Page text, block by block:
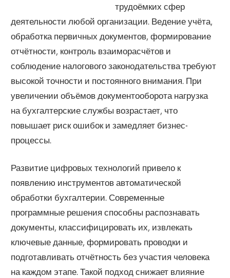
трудоёмких сфер
деятельности любой организации. Ведение учёта,
обработка первичных документов, формирование
отчётности, контроль взаиморасчётов и
соблюдение налогового законодательства требуют
высокой точности и постоянного внимания. При
увеличении объёмов документооборота нагрузка
на бухгалтерские службы возрастает, что
повышает риск ошибок и замедляет бизнес-
процессы.
Развитие цифровых технологий привело к
появлению инструментов автоматической
обработки бухгалтерии. Современные
программные решения способны распознавать
документы, классифицировать их, извлекать
ключевые данные, формировать проводки и
подготавливать отчётность без участия человека
на каждом этапе. Такой подход снижает влияние